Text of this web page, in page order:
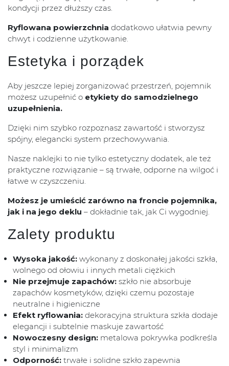
kondycji przez dłuższy czas.
Ryflowana powierzchnia dodatkowo ułatwia pewny
chwyt i codzienne użytkowanie.
Estetyka i porządek
Aby jeszcze lepiej zorganizować przestrzeń, pojemnik
możesz uzupełnić o etykiety do samodzielnego
uzupełnienia.
Dzięki nim szybko rozpoznasz zawartość i stworzysz
spójny, elegancki system przechowywania.
Nasze naklejki to nie tylko estetyczny dodatek, ale też
praktyczne rozwiązanie – są trwałe, odporne na wilgoć i
łatwe w czyszczeniu.
Możesz je umieścić zarówno na froncie pojemnika,
jak i na jego deklu – dokładnie tak, jak Ci wygodniej.
Zalety produktu
Wysoka jakość: wykonany z doskonałej jakości szkła,
wolnego od ołowiu i innych metali ciężkich
Nie przejmuje zapachów: szkło nie absorbuje
zapachów kosmetyków, dzięki czemu pozostaje
neutralne i higieniczne
Efekt ryflowania: dekoracyjna struktura szkła dodaje
elegancji i subtelnie maskuje zawartość
Nowoczesny design: metalowa pokrywka podkreśla
styl i minimalizm
Odporność: trwałe i solidne szkło zapewnia